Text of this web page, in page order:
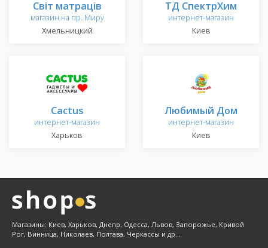
Світ матраців
магазин на пр. Миру
Хмельницкий
ТД СпектрХим
интернет-магазин
Киев
Cactus
интернет-магазин
Харьков
Любимый Дом
интернет-магазин
Киев
Магазины: Киев, Харьков, Днепр, Одесса, Львов, Запорожье, Кривой
Рог, Винница, Николаев, Полтава, Черкассы и др...